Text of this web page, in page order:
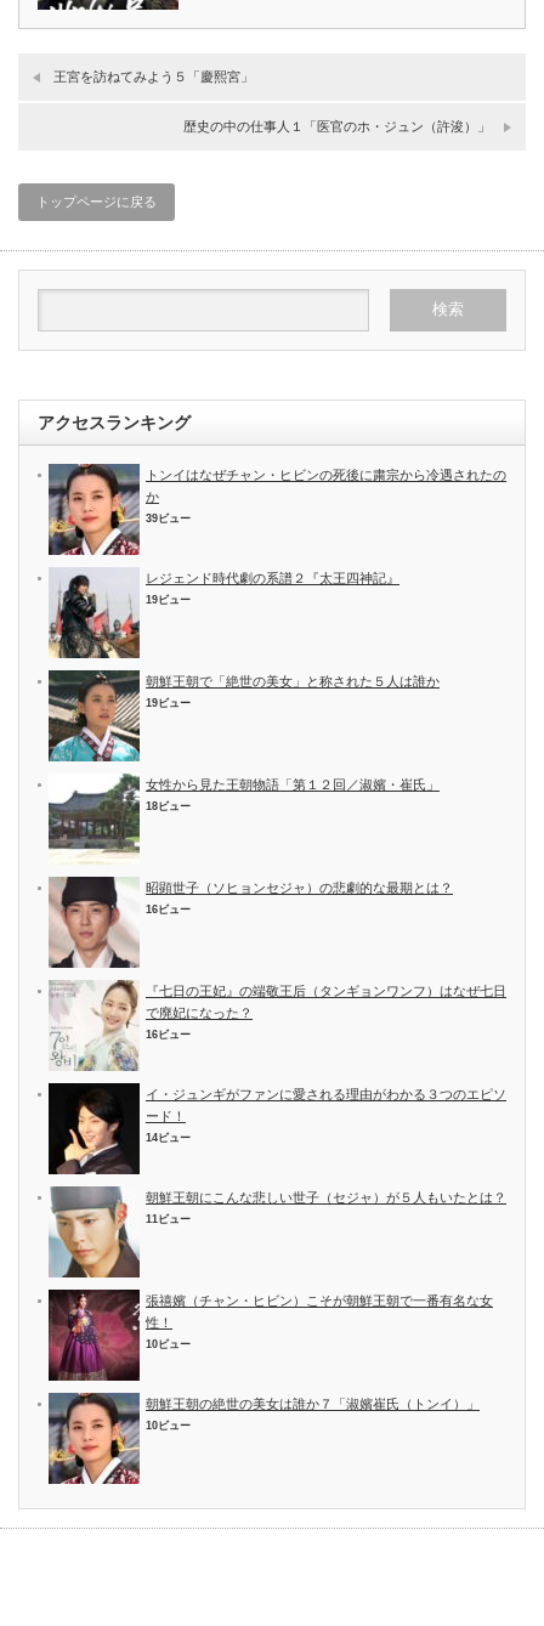
王宮を訪ねてみよう５「慶熙宮」
歴史の中の仕事人１「医官のホ・ジュン（許浚）」
トップページに戻る
アクセスランキング
トンイはなぜチャン・ヒビンの死後に粛宗から冷遇されたの
か
39ビュー
レジェンド時代劇の系譜２『太王四神記』
19ビュー
朝鮮王朝で「絶世の美女」と称された５人は誰か
19ビュー
女性から見た王朝物語「第１２回／淑嬪・崔氏」
18ビュー
昭顕世子（ソヒョンセジャ）の悲劇的な最期とは？
16ビュー
『七日の王妃』の端敬王后（タンギョンワンフ）はなぜ七日
で廃妃になった？
16ビュー
イ・ジュンギがファンに愛される理由がわかる３つのエピソ
ード！
14ビュー
朝鮮王朝にこんな悲しい世子（セジャ）が５人もいたとは？
11ビュー
張禧嬪（チャン・ヒビン）こそが朝鮮王朝で一番有名な女
性！
10ビュー
朝鮮王朝の絶世の美女は誰か７「淑嬪崔氏（トンイ）」
10ビュー